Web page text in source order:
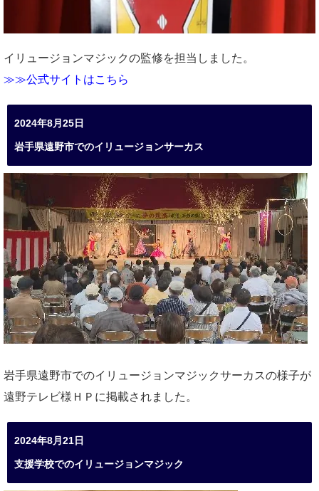
イリュージョンマジックの監修を担当しました。
≫≫公式サイトはこちら
2024年8月25日
岩手県遠野市でのイリュージョンサーカス
岩手県遠野市でのイリュージョンマジックサーカスの様子が
遠野テレビ様ＨＰに掲載されました。
2024年8月21日
支援学校でのイリュージョンマジック